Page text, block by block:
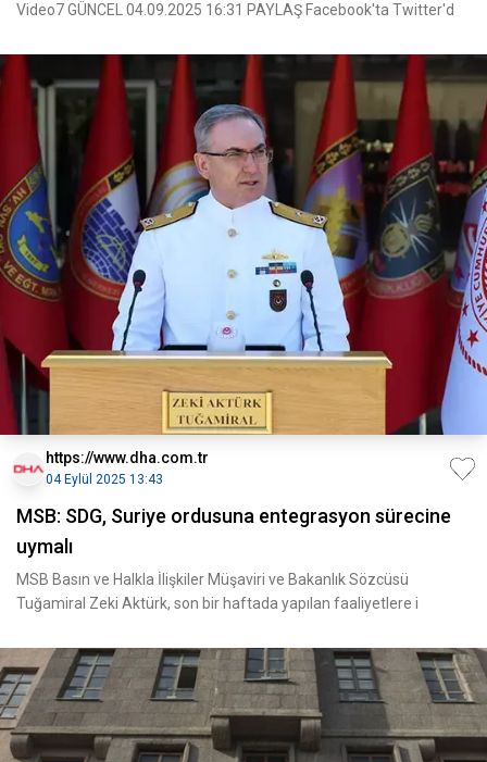
Video7 GÜNCEL 04.09.2025 16:31 PAYLAŞ Facebook'ta Twitter'd
https://www.dha.com.tr
04 Eylül 2025 13:43
MSB: SDG, Suriye ordusuna entegrasyon sürecine
uymalı
MSB Basın ve Halkla İlişkiler Müşaviri ve Bakanlık Sözcüsü
Tuğamiral Zeki Aktürk, son bir haftada yapılan faaliyetlere i